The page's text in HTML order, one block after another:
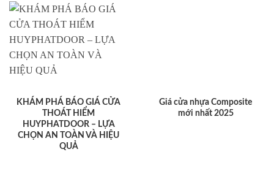
KHÁM PHÁ BÁO GIÁ CỬA
THOÁT HIỂM
HUYPHATDOOR – LỰA
CHỌN AN TOÀN VÀ HIỆU
QUẢ
Giá cửa nhựa Composite
mới nhất 2025